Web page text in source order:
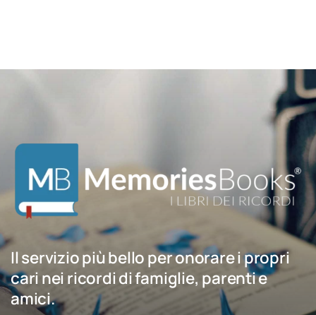
Il servizio più bello per onorare i propri
cari nei ricordi di famiglie, parenti e
amici.